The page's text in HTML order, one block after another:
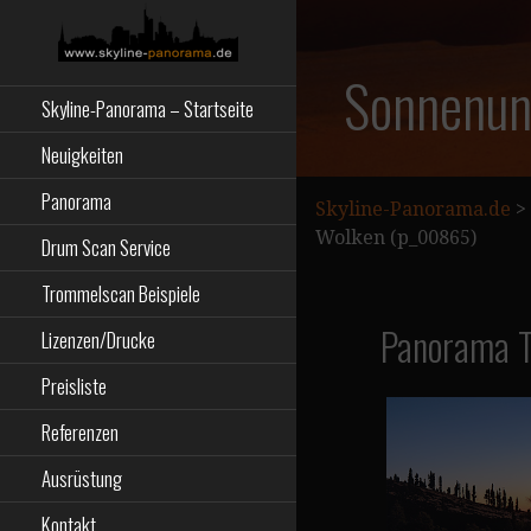
SKYLINE-
PANORAMA.DE
Skyline-Panorama – Startseite
Neuigkeiten
Panorama
Drum Scan Service
Trommelscan Beispiele
Lizenzen/Drucke
Preisliste
Referenzen
Ausrüstung
Kontakt
Skyline-Panorama.de >
Wolken (p_00865)
Panorama